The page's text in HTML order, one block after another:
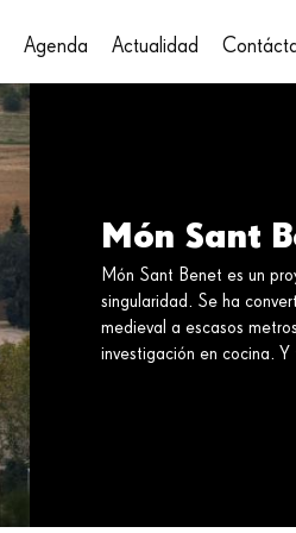
Agenda Actualidad
Món Sant
Món Sant Benet es un
singularidad. Se ha
medieval a escasos
investigación en cocina.